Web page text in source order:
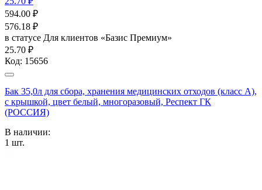
594.00 ₽
576.18 ₽
в статусе Для клиентов «Базис Премиум»
25.70 ₽
Код: 15656
Бак 35,0л для сбора, хранения медицинских отходов (класс А),
с крышкой, цвет белый, многоразовый, Респект ГК
(РОССИЯ)
В наличии:
1 шт.